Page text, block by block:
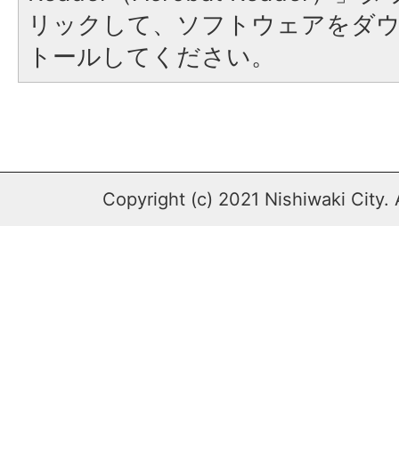
リックして、ソフトウェアをダ
トールしてください。
Copyright (c) 2021 Nishiwaki City.